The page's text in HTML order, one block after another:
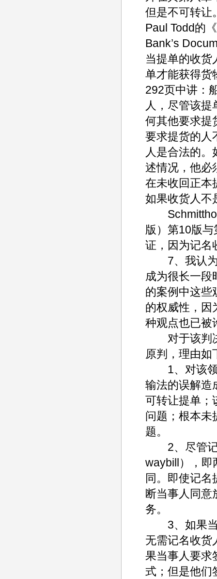
但是不可转让
Paul Todd的
Bank’s
当提单的收货
单才能获得货
292页中讲：
人，尽管该
何其他要求提
要求提货的人
人是合法的
述情况，他必
在未收回正本
如果收货人不
Schmitthoff
版）第10版
证，因为记名
7、我认为
成为很长一段
的案例中这些
的权威性，因
种观点也已被
对于该判决
原判，理由如
1、对该领
输法的误解造
可转让提单；
问题；根本未
题。
2、尽管记
waybill），即
同。即使记名
断当事人同意
务。
3、如果当
无需记名收货
果当事人要求
式；但是他们